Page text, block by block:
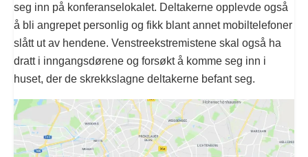
seg inn på konferanselokalet. Deltakerne opplevde også
å bli angrepet personlig og fikk blant annet mobiltelefoner
slått ut av hendene. Venstreekstremistene skal også ha
dratt i inngangsdørene og forsøkt å komme seg inn i
huset, der de skrekkslagne deltakerne befant seg.